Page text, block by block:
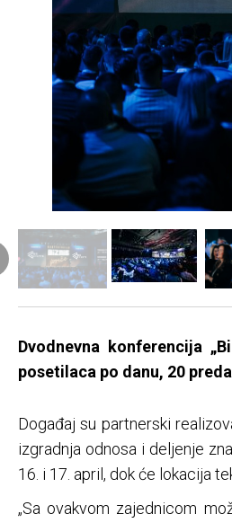
Dvodnevna konferencija
posetilaca po danu, 20
Događaj su partnerski
izgradnja odnosa i deljenje
16. i 17. april, dok će lokacija
„Sa ovakvom zajednicom